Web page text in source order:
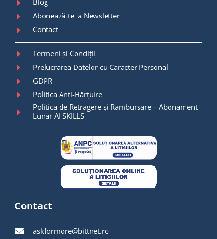
Blog
Abonează-te la Newsletter
Contact
Termeni și Condiții
Prelucrarea Datelor cu Caracter Personal
GDPR
Politica Anti-Hărțuire
Politica de Retragere și Rambursare – Abonament
Lunar AI SKILLS
Contact
askformore@bittnet.ro